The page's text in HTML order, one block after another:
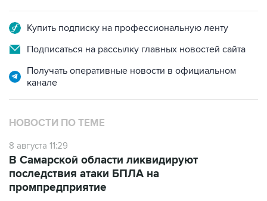
Купить подписку на профессиональную ленту
Подписаться на рассылку главных новостей сайта
Получать оперативные новости в официальном
канале
НОВОСТИ ПО ТЕМЕ
8 августа 11:29
В Самарской области ликвидируют
последствия атаки БПЛА на
промпредприятие